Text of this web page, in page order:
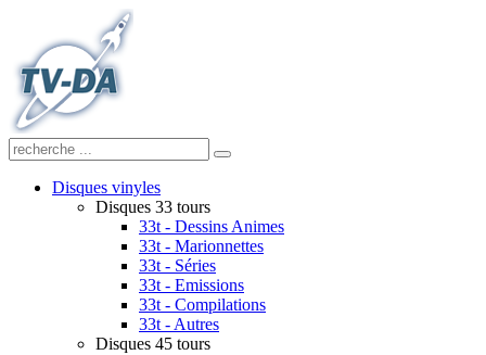
Disques vinyles
Disques 33 tours
33t - Dessins Animes
33t - Marionnettes
33t - Séries
33t - Emissions
33t - Compilations
33t - Autres
Disques 45 tours